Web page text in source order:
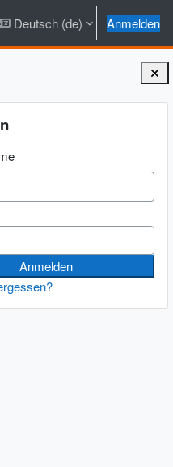
Deutsch ‎(de)‎ Anmelden